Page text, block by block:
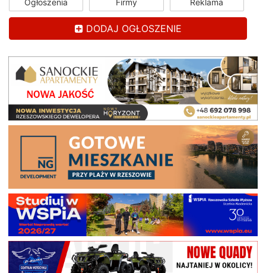
Ogłoszenia Firmy Reklama
DODAJ OGŁOSZENIE